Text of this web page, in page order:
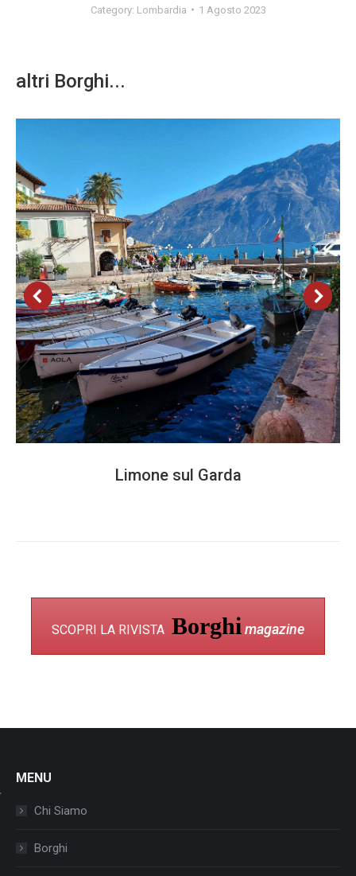
Category: Lombardia 1 Agosto 2023
altri Borghi...
Limone sul Garda
SCOPRI LA RIVISTA Borghi magazine
MENU
Chi Siamo
Borghi